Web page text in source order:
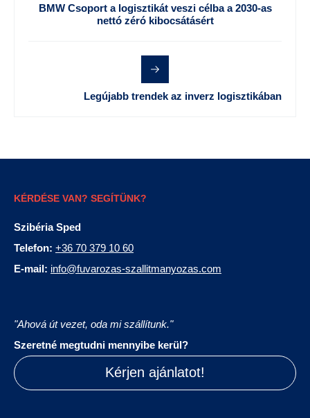
BMW Csoport a logisztikát veszi célba a 2030-as
nettó zéró kibocsátásért
Legújabb trendek az inverz logisztikában
KÉRDÉSE VAN? SEGÍTÜNK?
Szibéria Sped
Telefon: +36 70 379 10 60
E-mail: info@fuvarozas-szallitmanyozas.com
"Ahová út vezet, oda mi szállítunk."
Szeretné megtudni mennyibe kerül?
Kérjen ajánlatot!